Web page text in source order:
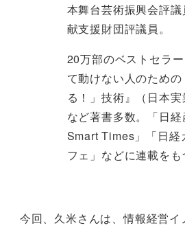
本舞台芸術振興会評
献支援財団評議員。
20万部のベストセラ
て動けない人のため
る！」技術』（日本実
など著書多数。「日
Smart Times」「日経
フェ」などに連載をも
今回、久米さんは、情報経営